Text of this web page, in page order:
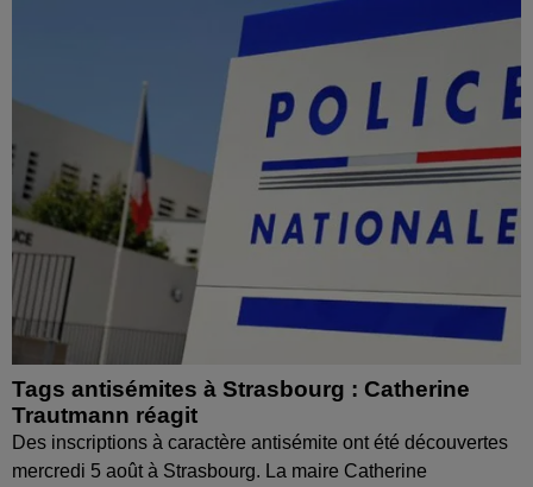
Tags antisémites à Strasbourg : Catherine
Trautmann réagit
Des inscriptions à caractère antisémite ont été découvertes
mercredi 5 août à Strasbourg. La maire Catherine